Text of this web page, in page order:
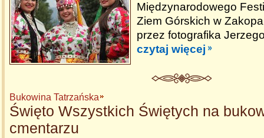
Międzynarodowego
Ziem Górskich w
przez fotografika
czytaj więcej
Bukowina Tatrzańska
Święto Wszystkich Świętych na
cmentarzu